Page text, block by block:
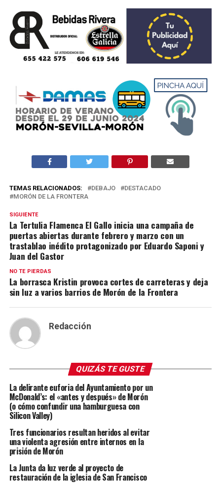
TEMAS RELACIONADOS: DEBAJO
DESTACADO
MORÓN DE LA FRONTERA
SIGUIENTE
La Tertulia Flamenca El Gallo inicia una campaña de
puertas abiertas durante febrero y marzo con un
trastablao inédito protagonizado por Eduardo Saponi y
Juan del Gastor
NO TE PIERDAS
La borrasca Kristin provoca cortes de carreteras y deja
sin luz a varios barrios de Morón de la Frontera
Redacción
QUIZÁS TE GUSTE
La delirante euforia del Ayuntamiento por un
McDonald’s: el «antes y después» de Morón
(o cómo confundir una hamburguesa con
Silicon Valley)
Tres funcionarios resultan heridos al evitar
una violenta agresión entre internos en la
prisión de Morón
La Junta da luz verde al proyecto de
restauración de la iglesia de San Francisco